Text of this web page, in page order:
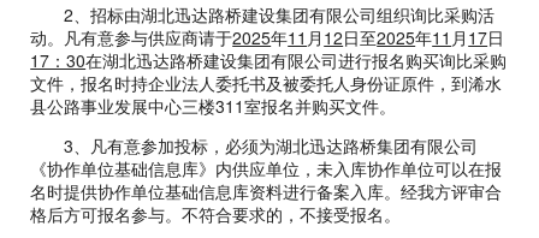
2、招标由湖北迅达路桥建设集团有限公司组织询比采购活
动。凡有意参与供应商请于2025年11 月 12日至2025年11 月 17日
17：30在湖北迅达路桥建设集团有限公司进行报名购买询比采购
文件，报名时持企业法人委托书及被委托人身份证原件，到浠水
县公路事业发展中心三楼311室报名并购买文件。
3、凡有意参加投标，必须为湖北迅达路桥集团有限公司
《协作单位基础信息库》内供应单位，未入库协作单位可以在报
名时提供协作单位基础信息库资料进行备案入库。经我方评审合
格后方可报名参与。不符合要求的，不接受报名。